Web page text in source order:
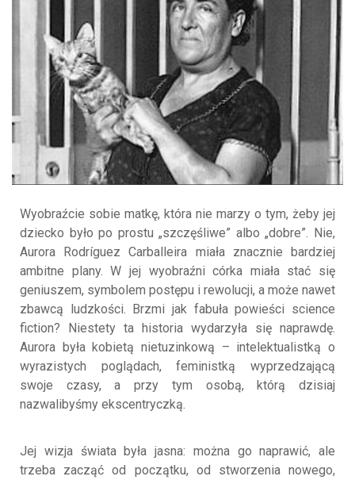
Wyobraźcie sobie matkę, która nie marzy o tym, żeby jej
dziecko było po prostu „szczęśliwe” albo „dobre”. Nie,
Aurora Rodríguez Carballeira miała znacznie bardziej
ambitne plany. W jej wyobraźni córka miała stać się
geniuszem, symbolem postępu i rewolucji, a może nawet
zbawcą ludzkości. Brzmi jak fabuła powieści science
fiction? Niestety ta historia wydarzyła się naprawdę.
Aurora była kobietą nietuzinkową – intelektualistką o
wyrazistych poglądach, feministką wyprzedzającą
swoje czasy, a przy tym osobą, którą dzisiaj
nazwalibyśmy ekscentryczką.
Jej wizja świata była jasna: można go naprawić, ale
trzeba zacząć od początku, od stworzenia nowego,